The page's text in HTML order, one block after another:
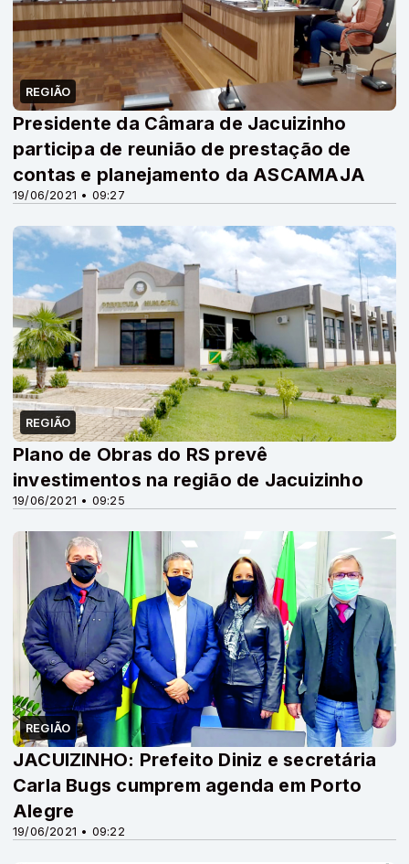
REGIÃO
19/06/2021 • 09:27
Presidente da Câmara de Jacuizinho
participa de reunião de prestação de
contas e planejamento da ASCAMAJA
REGIÃO
19/06/2021 • 09:25
Plano de Obras do RS prevê
investimentos na região de Jacuizinho
REGIÃO
19/06/2021 • 09:22
JACUIZINHO: Prefeito Diniz e secretária
Carla Bugs cumprem agenda em Porto
Alegre